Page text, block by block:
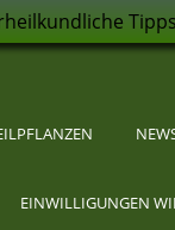
EINWILLIGUNGEN